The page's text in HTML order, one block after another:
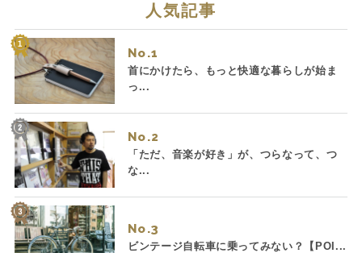
人気記事
No.
首にかけたら、もっと快適な暮らしが始ま
っ...
No.
「ただ、音楽が好き」が、つらなって、つ
な...
No.
ビンテージ自転車に乗ってみない？【POI...